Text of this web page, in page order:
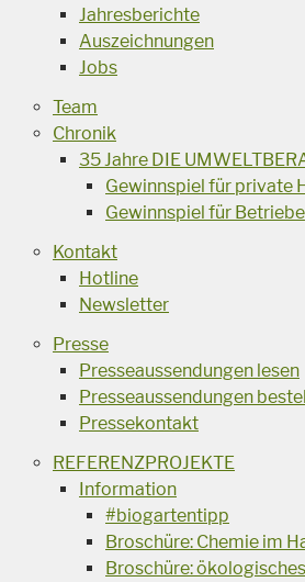
Jahresberichte
Auszeichnungen
Jobs
Team
Chronik
35 Jahre DIE
Gewinnspiel für private
Gewinnspiel für Betriebe
Kontakt
Hotline
Newsletter
Presse
Presseaussendungen lesen
Presseaussendungen
Pressekontakt
REFERENZPROJEKTE
Information
#biogartentipp
Broschüre: Chemie im
Broschüre: